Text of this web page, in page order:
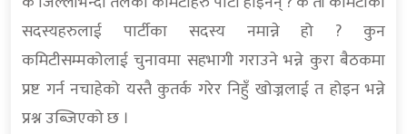
सदस्यहरुलाई पार्टीका सदस्य नमान्ने हो ? कुन
कमिटीसम्मकोलाई चुनावमा सहभागी गराउने भन्ने कुरा बैठकमा
प्रष्ट गर्न नचाहेको यस्तै कुतर्क गरेर निहुँ खोज्नलाई त होइन भन्ने
प्रश्न उब्जिएको छ ।